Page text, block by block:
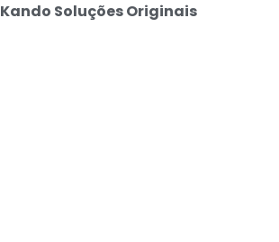
Kando Soluções Originais